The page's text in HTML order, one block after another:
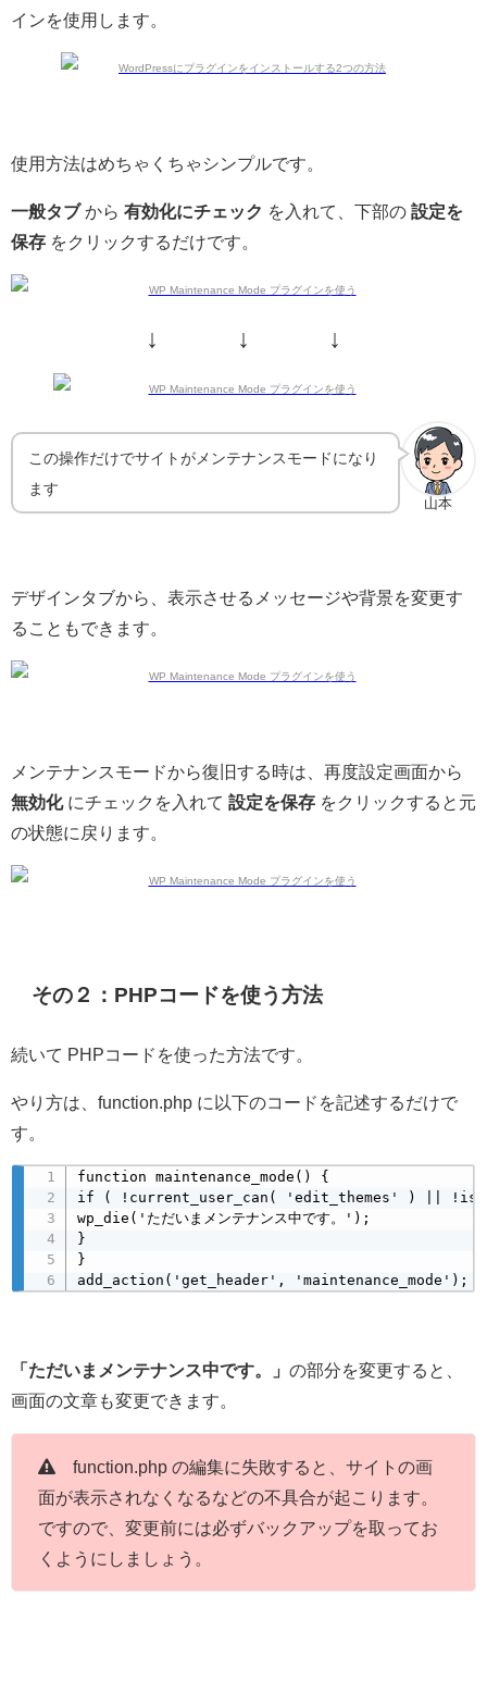
インを使用します。
使用方法はめちゃくちゃシンプルです。
一般タブから 有効化にチェック を入れて、下部の 設定を
保存 をクリックするだけです。
↓ ↓ ↓
山本
この操作だけでサイトがメンテナンスモードになり
ます
デザインタブから、表示させるメッセージや背景を変更す
ることもできます。
メンテナンスモードから復旧する時は、再度設定画面から
無効化にチェックを入れて 設定を保存 をクリックすると元
の状態に戻ります。
その２：PHPコードを使う方法
続いて PHPコードを使った方法です。
やり方は、function.php に以下のコードを記述するだけで
す。
function maintenance_mode() {
if ( !current_user_can( 'edit_themes' ) ||
wp_die('ただいまメンテナンス中です。');
}
}
add_action('get_header', 'maintenance_mode');
「ただいまメンテナンス中です。」 の部分を変更すると、
画面の文章も変更できます。
function.php の編集に失敗すると、サイトの画
面が表示されなくなるなどの不具合が起こります。
ですので、変更前には必ずバックアップを取ってお
くようにしましょう。